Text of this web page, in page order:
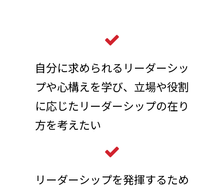
自分に求められるリーダーシッ
プや心構えを学び、立場や役割
に応じたリーダーシップの在り
方を考えたい
リーダーシップを発揮するため